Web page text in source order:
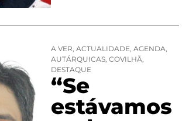
A VER, ACTUALIDADE, AGENDA,
AUTÁRQUICAS, COVILHÃ,
DESTAQUE
“Se
estávamos